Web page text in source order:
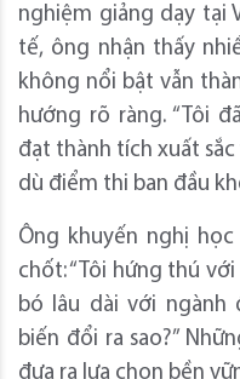
nghiệm giảng dạy tại
tế, ông nhận thấy
không nổi bật vẫn
hướng rõ ràng. “Tôi
đạt thành tích xuất
dù điểm thi ban đầu
Ông khuyến nghị
chốt: “Tôi hứng thú với
bó lâu dài với ngành
biến đổi ra sao?”
đưa ra lựa chọn bền